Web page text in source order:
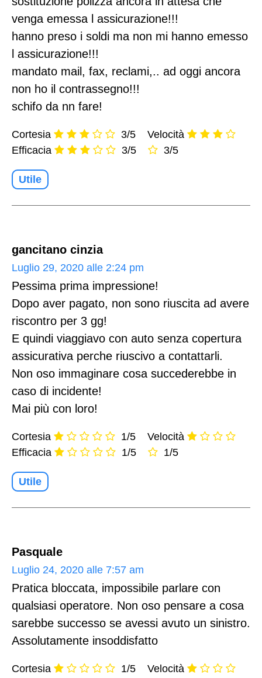
venga emessa l assicurazione!!!
hanno preso i soldi ma non mi hanno emesso
l assicurazione!!!
mandato mail, fax, reclami,.. ad oggi ancora
non ho il contrassegno!!!
schifo da nn fare!
Cortesia
3/5
Efficacia
3/5
Velocità
3/5
Utile
gancitano cinzia
Luglio 29, 2020 alle 2:24 pm
Pessima prima impressione!
Dopo aver pagato, non sono riuscita ad avere
riscontro per 3 gg!
E quindi viaggiavo con auto senza copertura
assicurativa perche riuscivo a contattarli.
Non oso immaginare cosa succederebbe in
caso di incidente!
Mai più con loro!
Cortesia
1/5
Efficacia
1/5
Velocità
1/5
Utile
Pasquale
Luglio 24, 2020 alle 7:57 am
Pratica bloccata, impossibile parlare con
qualsiasi operatore. Non oso pensare a cosa
sarebbe successo se avessi avuto un sinistro.
Assolutamente insoddisfatto
Cortesia
1/5
Velocità